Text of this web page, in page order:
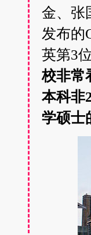
金、张
发布的
英第3
校非常
本科非
学硕士